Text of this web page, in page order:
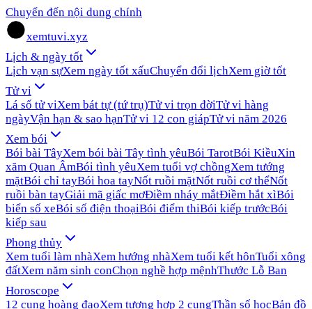
Chuyển đến nội dung chính
xemtuvi.xyz
Lịch & ngày tốt
Lịch vạn sựXem ngày tốt xấuChuyển đổi lịchXem giờ tốt
Tử vi
Lá số tử viXem bát tự (tứ trụ)Tử vi trọn đờiTử vi hàng
ngàyVận hạn & sao hạnTử vi 12 con giápTử vi năm 2026
Xem bói
Bói bài TâyXem bói bài Tây tình yêuBói TarotBói KiềuXin
xăm Quan ÂmBói tình yêuXem tuổi vợ chồngXem tướng
mặtBói chỉ tayBói hoa tayNốt ruồi mặtNốt ruồi cơ thểNốt
ruồi bàn tayGiải mã giấc mơĐiềm nháy mắtĐiềm hắt xìBói
biển số xeBói số điện thoạiBói điểm thiBói kiếp trướcBói
kiếp sau
Phong thủy
Xem tuổi làm nhàXem hướng nhàXem tuổi kết hônTuổi xông
đấtXem năm sinh conChọn nghề hợp mệnhThước Lỗ Ban
Horoscope
12 cung hoàng đạoXem tương hợp 2 cungThần số họcBản đồ